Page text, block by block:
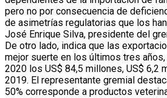
pero no por consecuencia de
de asimetrías regulatorias que los
José Enrique Silva, presidente del
De otro lado, indica que las
mejor suerte en los últimos tres
2020 los US$ 84,5 millones, US$ 6,2
2019. El representante gremial
50% corresponde a productos